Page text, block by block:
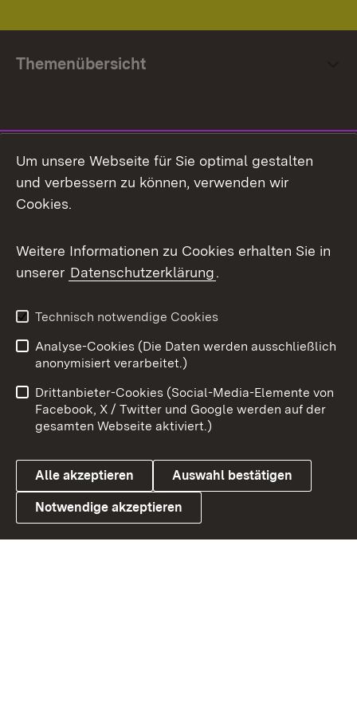
Themenübersicht
Facebook
X / Twitter
Youtube
Link zum Landesportal
Impressum
Kontakt
Barrierefreiheit
Datenschutz
Cookies
Um unsere Webseite für Sie optimal gestalten
und verbessern zu können, verwenden wir
Cookies.
Weitere Informationen zu Cookies erhalten Sie in
unserer Datenschutzerklärung.
Technisch notwendige Cookies
Analyse-Cookies (Die Daten werden ausschließlich
anonymisiert verarbeitet.)
Drittanbieter-Cookies (Social-Media-Elemente von
Facebook, X / Twitter und Google werden auf der
gesamten Webseite aktiviert.)
Alle akzeptieren Auswahl bestätigen
Notwendige akzeptieren